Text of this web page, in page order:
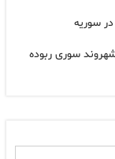
سوریه
سوری ربوده